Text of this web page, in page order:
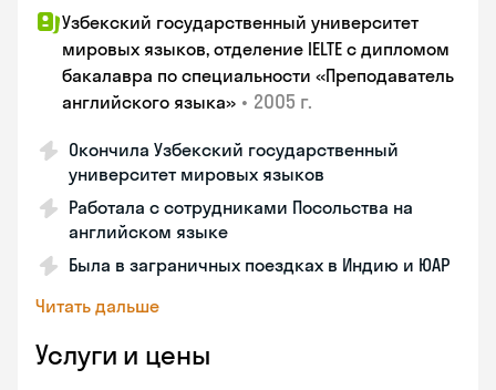
Узбекский государственный университет
мировых языков, отделение IELTE с дипломом
бакалавра по специальности «Преподаватель
английского языка» • 2005 г.
Окончила Узбекский государственный
университет мировых языков
Работала с сотрудниками Посольства на
английском языке
Была в заграничных поездках в Индию и ЮАР
Читать дальше
Услуги и цены